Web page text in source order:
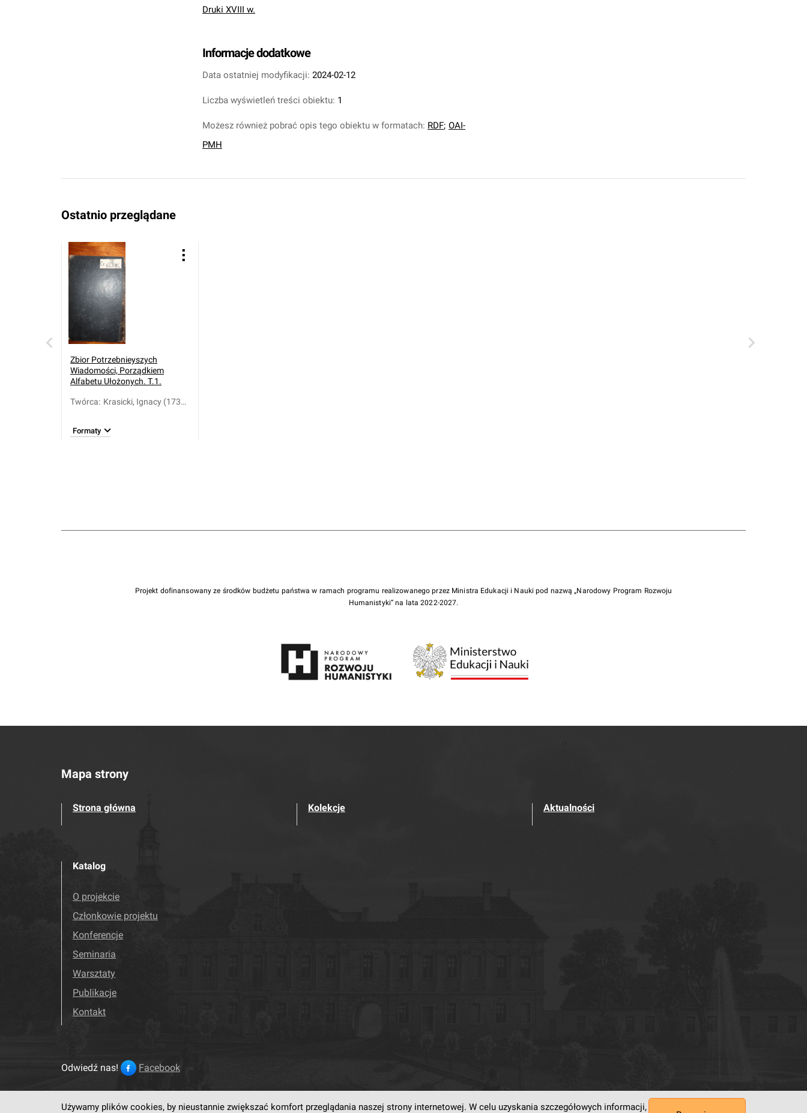
Druki XVIII w.
Informacje dodatkowe
Data ostatniej modyfikacji: 2024-02-12
Liczba wyświetleń treści obiektu: 1
Możesz również pobrać opis tego obiektu w formatach: RDF; OAI-
PMH
Ostatnio przeglądane
Zbior Potrzebnieyszych
Wiadomości, Porządkiem
Alfabetu Ułożonych. T.1.
Twórca: Krasicki, Ignacy (1735-
Formaty
Projekt dofinansowany ze środków budżetu państwa w ramach programu realizowanego przez Ministra Edukacji i Nauki pod nazwą „Narodowy Program Rozwoju
Humanistyki” na lata 2022-2027.
Mapa strony
Strona główna Kolekcje Aktualności
Katalog
O projekcie
Członkowie projektu
Konferencje
Seminaria
Warsztaty
Publikacje
Kontakt
Odwiedź nas! Facebook
Używamy plików cookies, by nieustannie zwiększać komfort przeglądania naszej strony internetowej. W celu uzyskania szczegółowych informacji,